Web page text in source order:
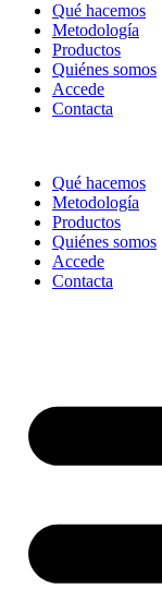
Qué hacemos
Metodología
Productos
Quiénes somos
Accede
Contacta
Qué hacemos
Metodología
Productos
Quiénes somos
Accede
Contacta